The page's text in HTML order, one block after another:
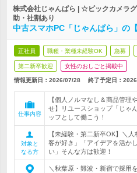
株式会社じゃんぱら | ☆ビックカメラ
助・社割あり
中古スマホPC「じゃんぱら」の
正社員 職種・業種未経験OK 急募
第二新卒歓迎 女性のおしごと掲載中
情報更新日：2026/07/28 終了予定日：
仕事内容
【個人ノルマなし＆商品管理
せ】リユースショップ「じゃ
ッフとして働こう！
対象と
なる方
【未経験・第二新卒OK】＼
客が好き」「アイデアを活か
い」そんな方は歓迎！
＼秋葉原・難波・新宿で採用